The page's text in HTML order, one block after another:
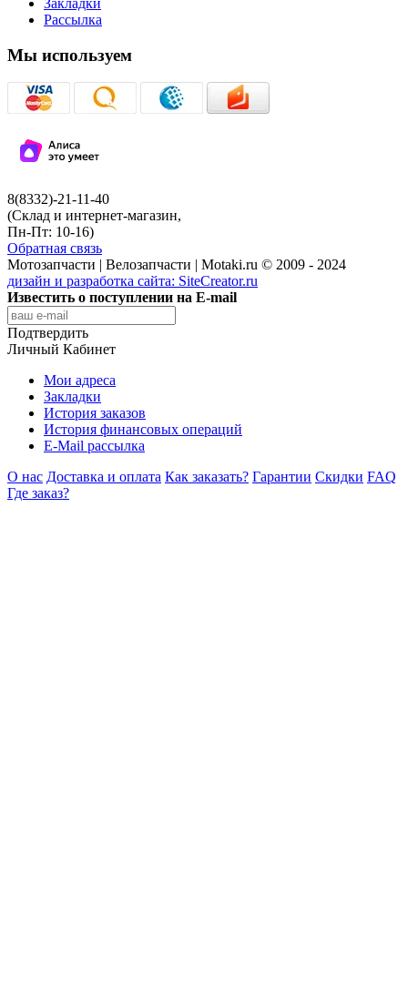
Закладки
Рассылка
Мы используем
8(8332)-21-11-40
(Склад и интернет-магазин,
Пн-Пт: 10-16)
Обратная связь
Мотозапчасти | Велозапчасти | Motaki.ru © 2009 - 2024
дизайн и разработка сайта: SiteCreator.ru
Известить о поступлении на E-mail
Подтвердить
Личный Кабинет
Мои адреса
Закладки
История заказов
История финансовых операций
E-Mail рассылка
О нас Доставка и оплата Как заказать? Гарантии Скидки FAQ
Где заказ?